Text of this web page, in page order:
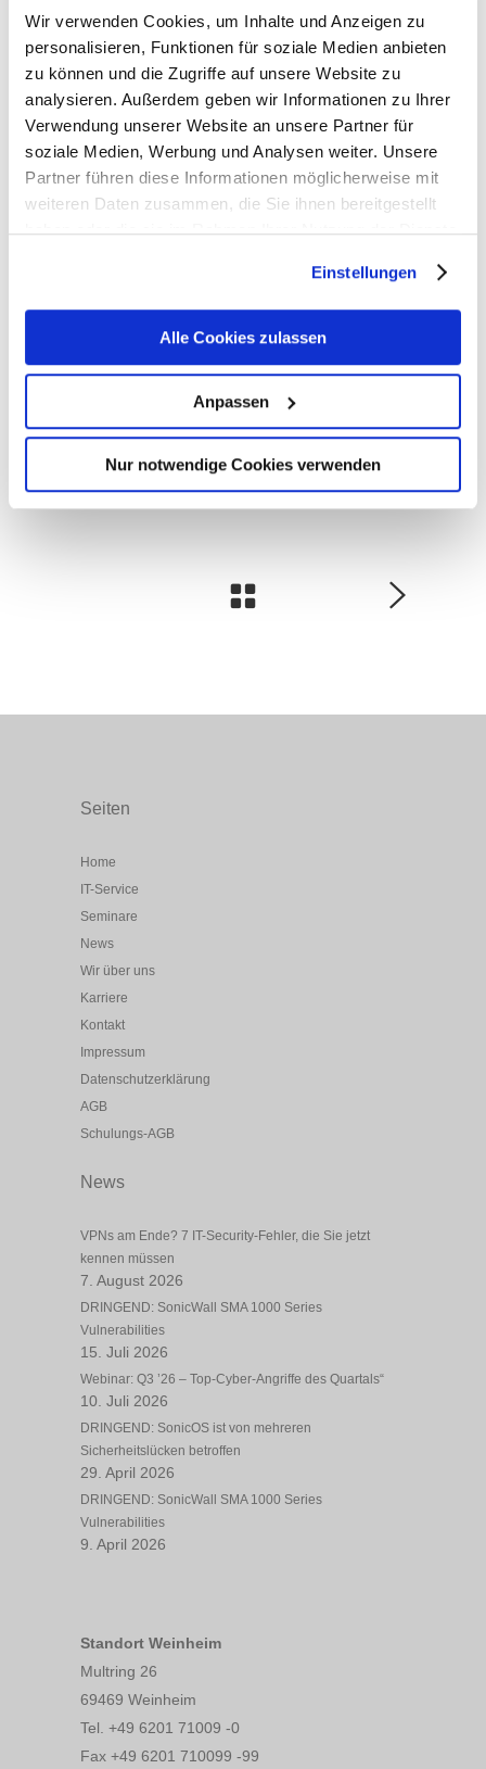
Wir verwenden Cookies, um Inhalte und Anzeigen zu
personalisieren, Funktionen für soziale Medien anbieten
zu können und die Zugriffe auf unsere Website zu
analysieren. Außerdem geben wir Informationen zu Ihrer
Verwendung unserer Website an unsere Partner für
soziale Medien, Werbung und Analysen weiter. Unsere
Partner führen diese Informationen möglicherweise mit
weiteren Daten zusammen, die Sie ihnen bereitgestellt
haben oder die sie im Rahmen Ihrer Nutzung der Dienste
Cookies, wenn Sie unsere Webseite weiterhin nutzen.
Einstellungen
Alle Cookies zulassen
Anpassen
Nur notwendige Cookies verwenden
Termine: auf Anfrage
Weitere Information:
Schulungspreis beinhaltet
Schulungsunterlagen in englischer Sprache,
sowie die Verpflegung. Die Schulung selbst
wird in deutscher Sprache gehalten.
Kontaktanfrage –>
Category: SonicWall
Tags: Certified Workshop SonicWall
Seiten
Home
IT-Service
Seminare
News
Wir über uns
Karriere
Kontakt
Impressum
Datenschutzerklärung
AGB
Schulungs-AGB
News
VPNs am Ende? 7 IT-Security-Fehler, die Sie jetzt
kennen müssen
7. August 2026
DRINGEND: SonicWall SMA 1000 Series
Vulnerabilities
15. Juli 2026
Webinar: Q3 ’26 – Top-Cyber-Angriffe des Quartals“
10. Juli 2026
DRINGEND: SonicOS ist von mehreren
Sicherheitslücken betroffen
29. April 2026
DRINGEND: SonicWall SMA 1000 Series
Vulnerabilities
9. April 2026
Standort Weinheim
Multring 26
69469 Weinheim
Tel. +49 6201 71009 -0
Fax +49 6201 710099 -99